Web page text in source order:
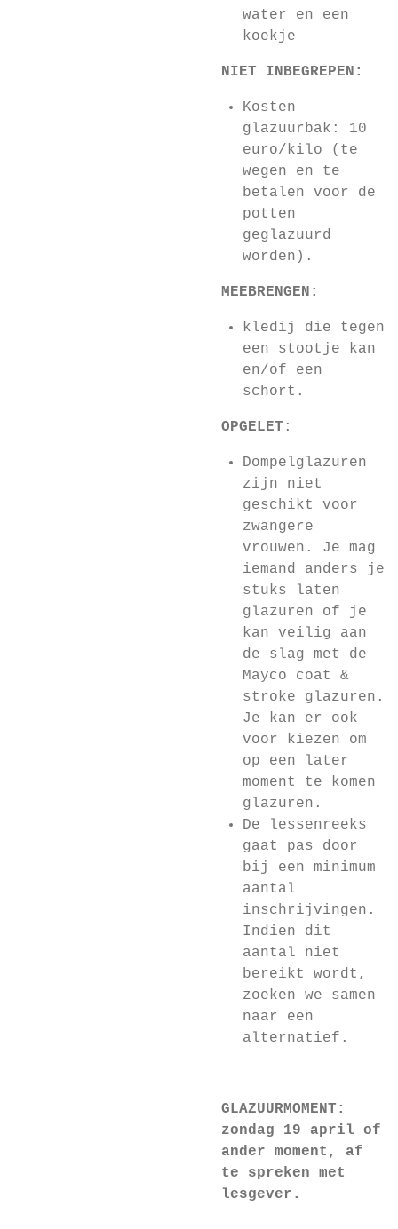
water en een
koekje
NIET INBEGREPEN:
Kosten
glazuurbak: 10
euro/kilo (te
wegen en te
betalen voor de
potten
geglazuurd
worden).
MEEBRENGEN:
kledij die tegen
een stootje kan
en/of een
schort.
OPGELET :
Dompelglazuren
zijn niet
geschikt voor
zwangere
vrouwen. Je mag
iemand anders je
stuks laten
glazuren of je
kan veilig aan
de slag met de
Mayco coat &
stroke glazuren.
Je kan er ook
voor kiezen om
op een later
moment te komen
glazuren.
De lessenreeks
gaat pas door
bij een minimum
aantal
inschrijvingen.
Indien dit
aantal niet
bereikt wordt,
zoeken we samen
naar een
alternatief.
GLAZUURMOMENT:
zondag 19 april of
ander moment, af
te spreken met
lesgever.